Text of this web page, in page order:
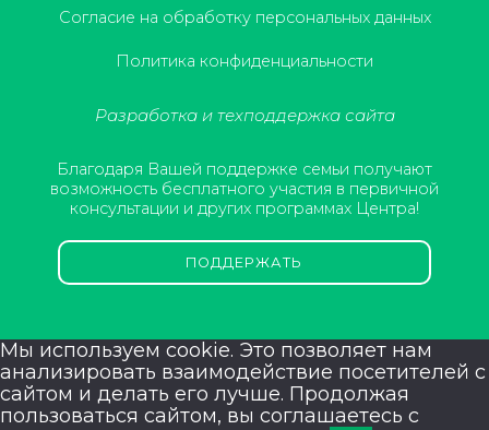
Согласие на обработку персональных данных
Политика конфиденциальности
Разработка и техподдержка сайта
Благодаря Вашей поддержке семьи получают
возможность бесплатного участия в первичной
консультации и других программах Центра!
ПОДДЕРЖАТЬ
Мы используем cookie. Это позволяет нам
анализировать взаимодействие посетителей с
сайтом и делать его лучше. Продолжая
пользоваться сайтом, вы соглашаетесь с